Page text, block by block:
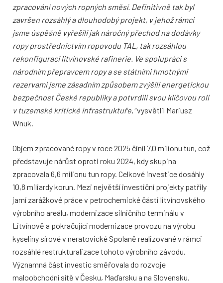
zpracování nových ropných směsí. Definitivně tak byl
završen rozsáhlý a dlouhodobý projekt, v jehož rámci
jsme úspěšně vyřešili jak náročný přechod na dodávky
ropy prostřednictvím ropovodu TAL, tak rozsáhlou
rekonfiguraci litvínovské rafinerie. Ve spolupráci s
národním přepravcem ropy a se státními hmotnými
rezervami jsme zásadním způsobem zvýšili energetickou
bezpečnost České republiky a potvrdili svou klíčovou roli
v tuzemské kritické infrastruktuře,"vysvětlil Mariusz
Wnuk.
Objem zpracované ropy v roce 2025 činil 7,0 milionu tun, což
představuje nárůst oproti roku 2024, kdy skupina
zpracovala 6,6 milionu tun ropy. Celkové investice dosáhly
10,8 miliardy korun. Mezi největší investiční projekty patřily
jarní zarážkové práce v petrochemické části litvínovského
výrobního areálu, modernizace silničního terminálu v
Litvínově a pokračující modernizace provozu na výrobu
kyseliny sírové v neratovické Spolaně realizované v rámci
rozsáhlé restrukturalizace tohoto výrobního závodu.
Významná část investic směřovala do rozvoje
maloobchodní sítě v Česku, Maďarsku a na Slovensku.